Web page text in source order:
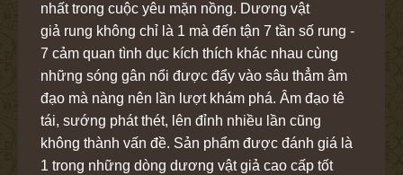
nhất trong cuộc yêu mặn nồng. Dương vật
giả rung không chỉ là 1 mà đến tận 7 tần số rung -
7 cảm quan tình dục kích thích khác nhau cùng
những sóng gân nổi được đẩy vào sâu thẳm âm
đạo mà nàng nên lần lượt khám phá. Âm đạo tê
tái, sướng phát thét, lên đỉnh nhiều lần cũng
không thành vấn đề. Sản phẩm được đánh giá là
1 trong những dòng dương vật giả cao cấp tốt